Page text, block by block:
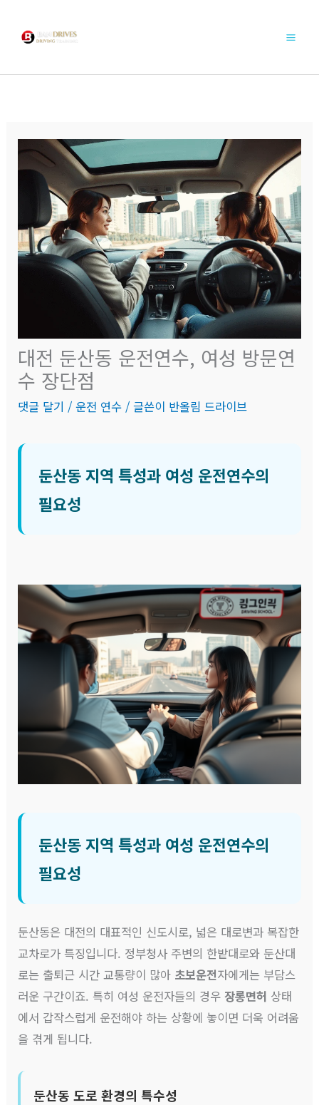
로
대전 둔산동 운전연수, 여성 방문연
수 장단점
댓글 달기 /운전 연수 / 글쓴이 반올림 드라이브
둔산동 지역 특성과 여성 운전연수의
필요성
둔산동 지역 특성과 여성 운전연수의
필요성
둔산동은 대전의 대표적인 신도시로, 넓은 대로변과 복잡한
교차로가 특징입니다. 정부청사 주변의 한밭대로와 둔산대
로는 출퇴근 시간 교통량이 많아 초보운전자에게는 부담스
러운 구간이죠. 특히 여성 운전자들의 경우 장롱면허 상태
에서 갑작스럽게 운전해야 하는 상황에 놓이면 더욱 어려움
을 겪게 됩니다.
둔산동 도로 환경의 특수성